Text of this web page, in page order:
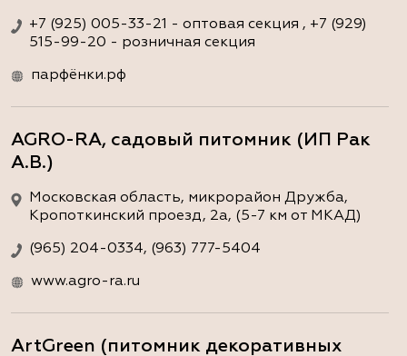
+7 (925) 005-33-21 - оптовая секция , +7 (929)
515-99-20 - розничная секция
парфёнки.рф
AGRO-RA, садовый питомник (ИП Рак
А.В.)
Московская область, микрорайон Дружба,
Кропоткинский проезд, 2а, (5-7 км от МКАД)
(965) 204-0334, (963) 777-5404
www.agro-ra.ru
ArtGreen (питомник декоративных